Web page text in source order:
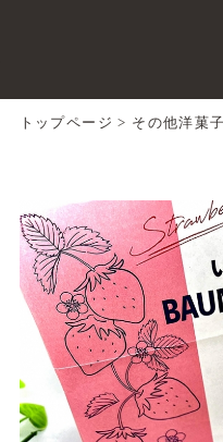
トップページ > その他洋菓